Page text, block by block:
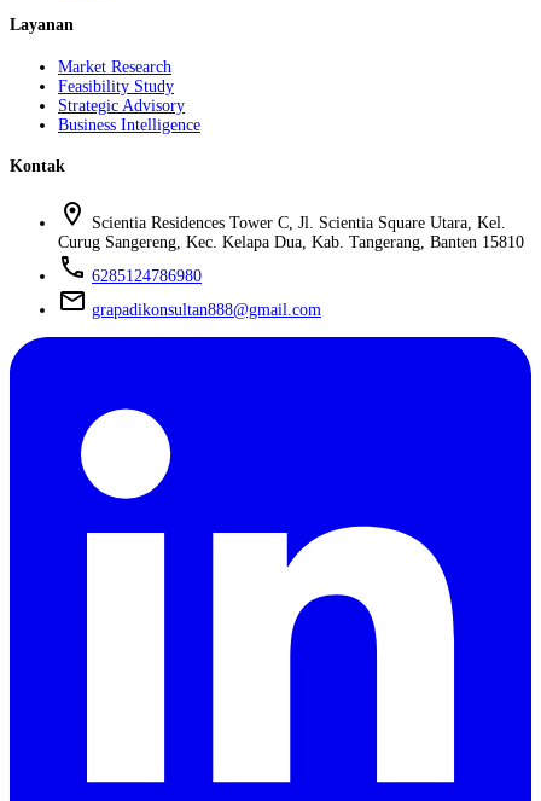
Layanan
Market Research
Feasibility Study
Strategic Advisory
Business Intelligence
Kontak
location_on
Scientia Residences Tower C, Jl. Scientia Square Utara, Kel.
Curug Sangereng, Kec. Kelapa Dua, Kab. Tangerang, Banten 15810
phone 6285124786980
mail grapadikonsultan888@gmail.com